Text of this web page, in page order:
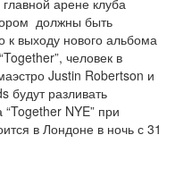
арене клуба
должны быть
к выходу нового альбома
человек в
Justin Robertson и
будут разливать
NYE” при
в Лондоне в ночь с 31